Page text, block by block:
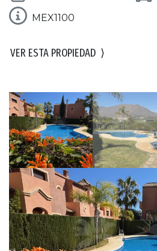
MEX1100
VER ESTA PROPIEDAD ⟩